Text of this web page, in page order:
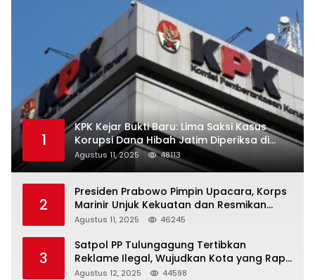
1
KPK Kejar Bukti Baru: Lima Saksi Kasus
Korupsi Dana Hibah Jatim Diperiksa di
Trenggalek
Agustus 11, 2025 48113
2
Presiden Prabowo Pimpin Upacara, Korps
Marinir Unjuk Kekuatan dan Resmikan
Struktur Baru
Agustus 11, 2025 46245
3
Satpol PP Tulungagung Tertibkan
Reklame Ilegal, Wujudkan Kota yang Rapi
dan Indah
Agustus 12, 2025 44598